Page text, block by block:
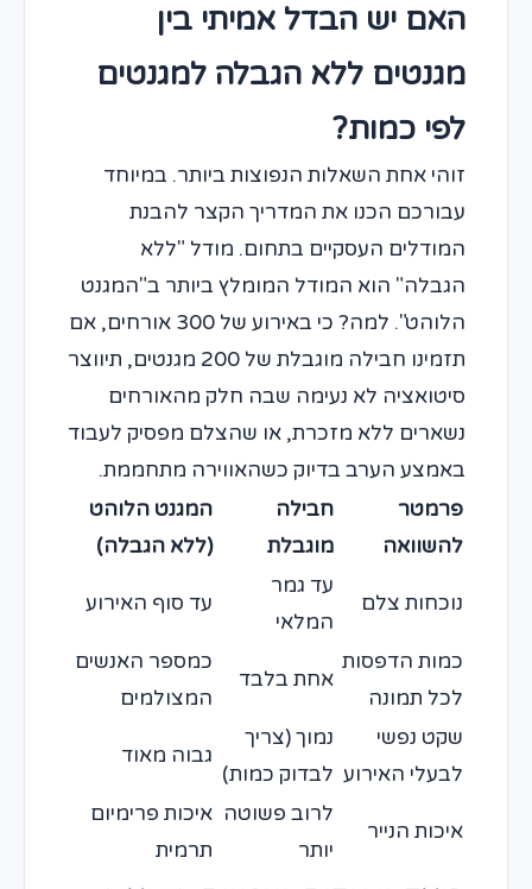
האם יש הבדל אמיתי בין
מגנטים ללא הגבלה למגנטים
לפי כמות?
זוהי אחת השאלות הנפוצות ביותר. במיוחד
עבורכם הכנו את המדריך הקצר להבנת
המודלים העסקיים בתחום. מודל "ללא
הגבלה" הוא המודל המומלץ ביותר ב"המגנט
הלוהט". למה? כי באירוע של 300 אורחים, אם
תזמינו חבילה מוגבלת של 200 מגנטים, תיווצר
סיטואציה לא נעימה שבה חלק מהאורחים
נשארים ללא מזכרת, או שהצלם מפסיק לעבוד
באמצע הערב בדיוק כשהאווירה מתחממת.
פרמטר
להשוואה
חבילה
מוגבלת
המגנט הלוהט
(ללא הגבלה)
נוכחות צלם
עד גמר
המלאי
עד סוף האירוע
כמות הדפסות
לכל תמונה
אחת בלבד
כמספר האנשים
המצולמים
שקט נפשי
לבעלי האירוע
נמוך (צריך
לבדוק כמות)
גבוה מאוד
איכות הנייר
לרוב פשוטה
יותר
איכות פרימיום
תרמית